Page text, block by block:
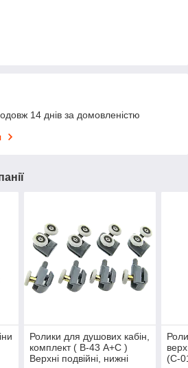
14 днів за домовленістю
Ролики для душових кабін,
комплект ( В-43 А+С )
Верхні подвійні, нижні
(С-